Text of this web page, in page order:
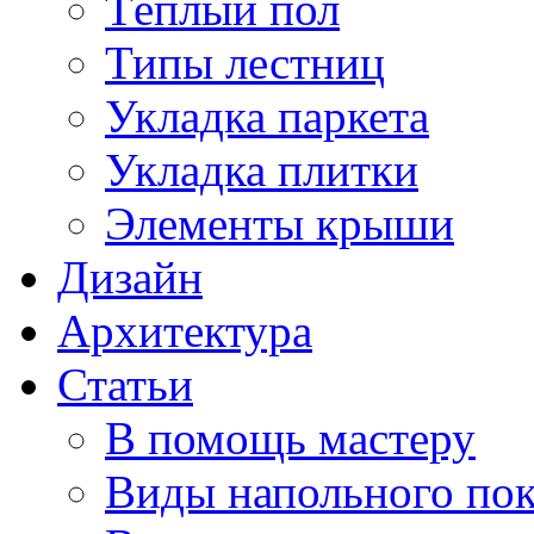
Типы лестниц
Укладка паркета
Укладка плитки
Элементы крыши
Дизайн
Архитектура
Статьи
В помощь мастеру
Виды напольного